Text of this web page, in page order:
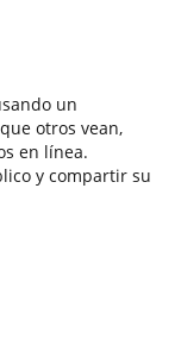
un
otros vean,
en línea.
y compartir su